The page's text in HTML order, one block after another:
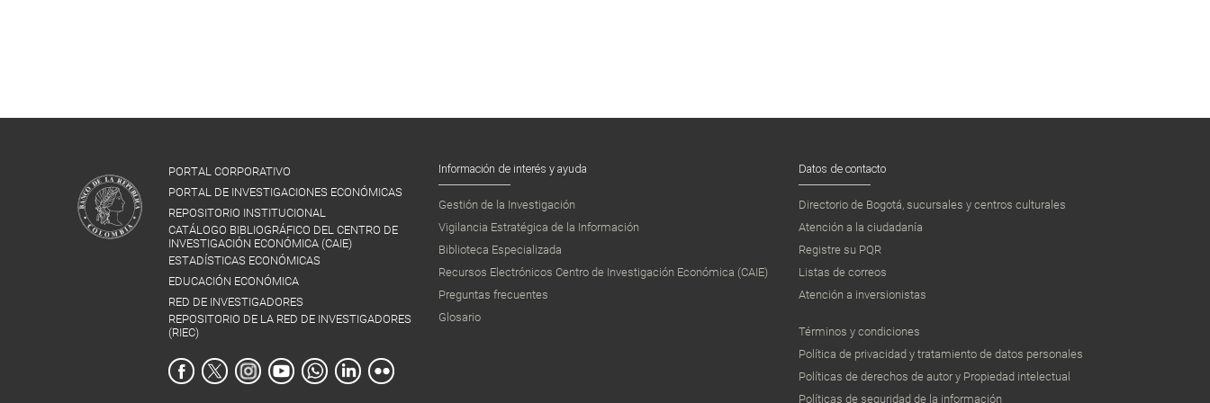
PORTAL CORPORATIVO
PORTAL DE INVESTIGACIONES ECONÓMICAS
REPOSITORIO INSTITUCIONAL
CATÁLOGO BIBLIOGRÁFICO DEL CENTRO DE
INVESTIGACIÓN ECONÓMICA (CAIE)
ESTADÍSTICAS ECONÓMICAS
EDUCACIÓN ECONÓMICA
RED DE INVESTIGADORES
REPOSITORIO DE LA RED DE INVESTIGADORES
(RIEC)
Información de interés y ayuda
Gestión de la Investigación
Vigilancia Estratégica de la Información
Biblioteca Especializada
Recursos Electrónicos Centro de Investigación Económica (CAIE)
Preguntas frecuentes
Glosario
Datos de contacto
Directorio de Bogotá, sucursales y centros culturales
Atención a la ciudadanía
Registre su PQR
Listas de correos
Atención a inversionistas
Términos y condiciones
Política de privacidad y tratamiento de datos personales
Políticas de derechos de autor y Propiedad intelectual
Políticas de seguridad de la información